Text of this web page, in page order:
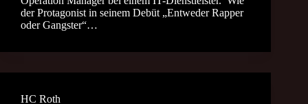
der Protagonist in seinem Debüt „Entweder Rapper
oder Gangster“…
HC Roth